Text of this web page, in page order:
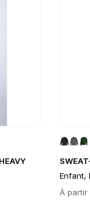
Enfant,
Prix
À partir